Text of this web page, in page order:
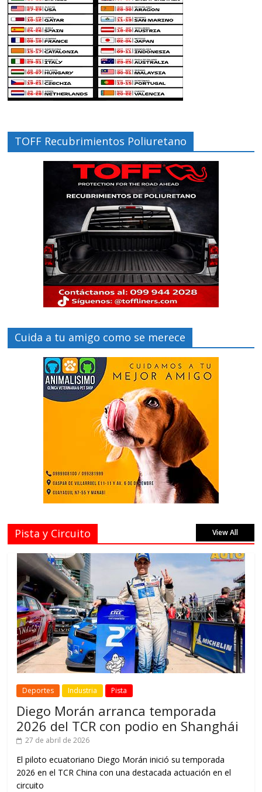
TOFF Recubrimientos Poliuretano
Cuida a tu amigo como se merece
Pista y Circuito View All
Deportes Industria Pista
Diego Morán arranca temporada
2026 del TCR con podio en Shanghái
27 de abril de 2026
El piloto ecuatoriano Diego Morán inició su temporada
2026 en el TCR China con una destacada actuación en el
circuito